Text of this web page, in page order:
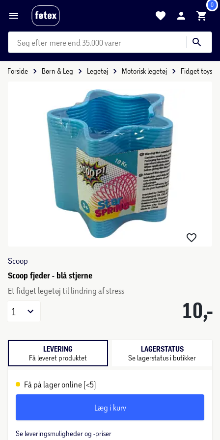
0
mere end 35.000 varer
Forside Børn & Leg Legetøj Motorisk legetøj Fidget toys
Scoop
Scoop fjeder - blå stjerne
Et fidget legetøj til lindring af stress
10,-
1
LEVERING
Få leveret produktet
LAGERSTATUS
Se lagerstatus i butikker
Få på lager online (<5)
Læg i kurv
Se leveringsmuligheder og -priser